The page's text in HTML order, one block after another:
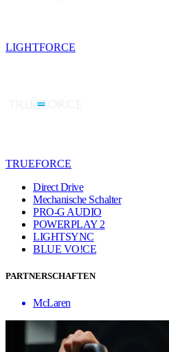
LIGHTFORCE
TRUEFORCE
Direct Drive
Mechanische Schalter
PRO-G AUDIO
POWERPLAY 2
LIGHTSYNC
BLUE VO!CE
PARTNERSCHAFTEN
McLaren